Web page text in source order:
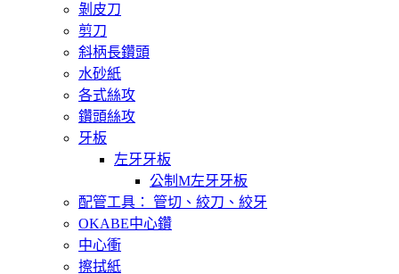
剝皮刀
剪刀
斜柄長鑽頭
水砂紙
各式絲攻
鑽頭絲攻
牙板
左牙牙板
公制M左牙牙板
配管工具： 管切、絞刀、絞牙
OKABE中心鑽
中心衝
擦拭紙